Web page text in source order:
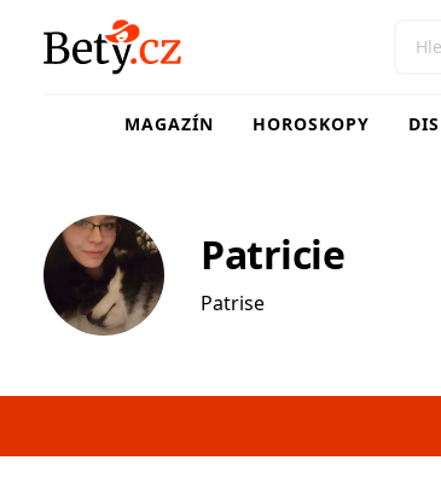
MAGAZÍN HOROSKOPY
Patricie
Patrise